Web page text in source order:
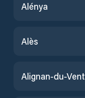
Alénya
Alès
Alignan-du-Vent